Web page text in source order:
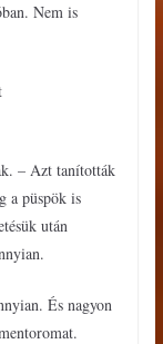
Nem is
– Azt tanították
a püspök is
után
És nagyon